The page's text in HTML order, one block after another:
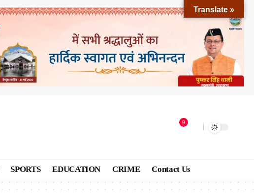
9
SPORTS EDUCATION CRIME Contact Us
Translate »